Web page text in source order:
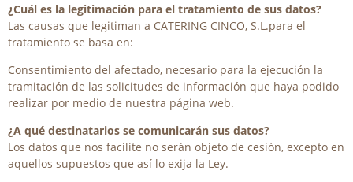
¿Cuál es la legitimación para el tratamiento de sus datos?
Las causas que legitiman a CATERING CINCO, S.L.para el
tratamiento se basa en:
Consentimiento del afectado, necesario para la ejecución la
tramitación de las solicitudes de información que haya podido
realizar por medio de nuestra página web.
¿A qué destinatarios se comunicarán sus datos?
Los datos que nos facilite no serán objeto de cesión, excepto en
aquellos supuestos que así lo exija la Ley.